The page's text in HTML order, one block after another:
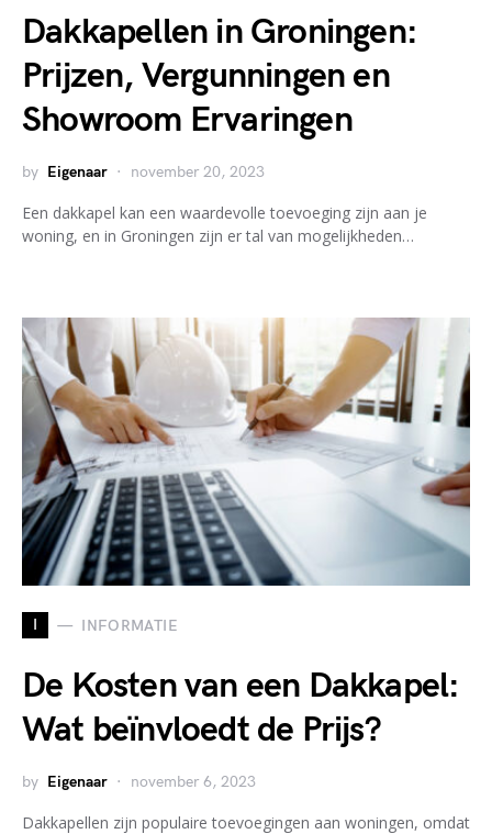
Dakkapellen in Groningen:
Prijzen, Vergunningen en
Showroom Ervaringen
by Eigenaar november 20, 2023
Een dakkapel kan een waardevolle toevoeging zijn aan je
woning, en in Groningen zijn er tal van mogelijkheden…
I INFORMATIE
De Kosten van een Dakkapel:
Wat beïnvloedt de Prijs?
by Eigenaar november 6, 2023
Dakkapellen zijn populaire toevoegingen aan woningen, omdat